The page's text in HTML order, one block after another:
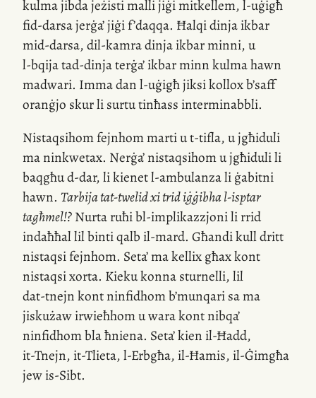
kulma jibda jeżisti malli jiġi mitkellem,l-uġigħ
fid-darsa jerġa’ jiġi f’daqqa. Ħalqi dinja ikbar
mid-darsa,dil-kamradinja ikbar minni, u
l-bqijatad-dinja terġa’ ikbar minn kulma hawn
madwari. Imma danl-uġigħjiksi kollox b’saff
oranġjo skur li surtu tinħass interminabbli.
Nistaqsihom fejnhom marti ut-tifla, u jgħiduli
ma ninkwetax. Nerġa’ nistaqsihom u jgħiduli li
baqgħud-dar, li kienetl-ambulanzali ġabitni
hawn. Tarbijatat-twelidxi trid iġġibhal-isptar
tagħmel!?Nurta ruħibl-implikazzjonili rrid
indaħħal lil binti qalb il-mard. Għandi kull dritt
nistaqsi fejnhom. Seta’ ma kellix għax kont
nistaqsi xorta. Kieku konna sturnelli, lil
dat-tnejnkont ninfidhom b’munqari sa ma
jiskużaw irwieħhom u wara kont nibqa’
ninfidhom bla ħniena. Seta’ kien il-Ħadd,
it-Tnejn, it-Tlieta,l-Erbgħa, il-Ħamis, il-Ġimgħa
jewis-Sibt.